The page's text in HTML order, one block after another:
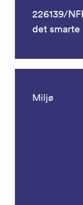
226139/
det
Miljø